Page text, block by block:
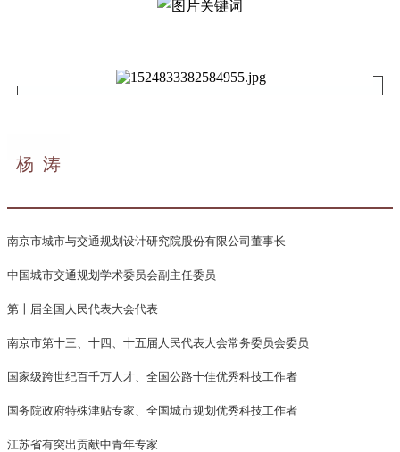
杨 涛
南京市城市与交通规划设计研究院股份有限公司董事长
中国城市交通规划学术委员会副主任委员
第十届全国人民代表大会代表
南京市第十三、十四、十五届人民代表大会常务委员会委员
国家级跨世纪百千万人才、全国公路十佳优秀科技工作者
国务院政府特殊津贴专家、全国城市规划优秀科技工作者
江苏省有突出贡献中青年专家